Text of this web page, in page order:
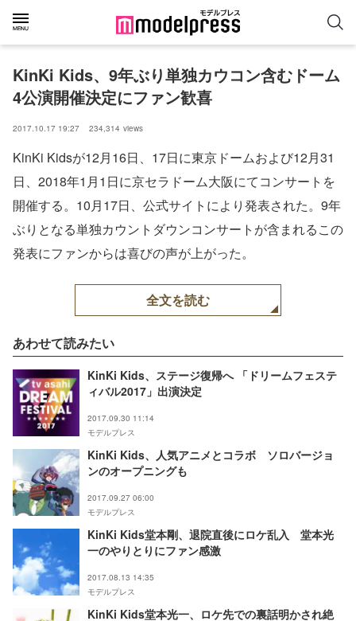
KinKi Kids、9年ぶり単独カウコン含むドーム
4公演開催決定にファン歓喜
2017.10.17 19:27 234,314 views
KinKi Kidsが12月16日、17日に東京ドームおよび12月31
日、2018年1月1日に京セラドーム大阪にてコンサートを
開催する。10月17日、公式サイトにより発表された。9年
ぶりとなる単独カウントダウンコンサートが含まれるこの
発表にファンからは喜びの声が上がった。
全文を読む
あわせて読みたい
KinKi Kids、ステージ復帰へ 「ドリームフェステ
ィバル2017」出演決定
2017.09.30 11:14
モデルプレス
KinKi Kids、人気アニメとコラボ ソロバージョ
ンのオープニングも
2017.09.27 06:00
モデルプレス
KinKi Kids堂本剛、退院直後にロケ乱入 堂本光
一のやりとりにファン感激
2017.08.13 14:35
モデルプレス
KinKi Kids堂本光一、ロケ先での裏話明かされ絶